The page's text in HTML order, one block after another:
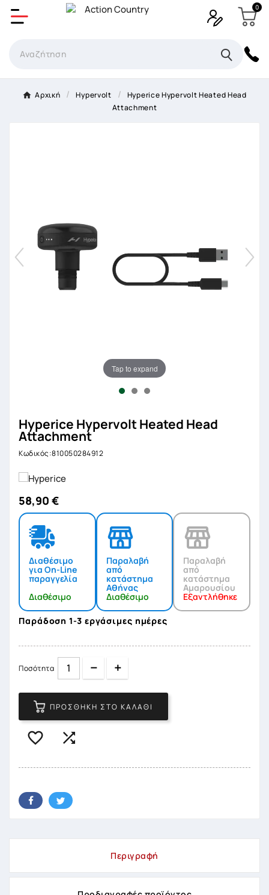
0
Αρχική Hypervolt
Hyperice Hypervolt Heated Head
Attachment
Tap to expand
Hyperice Hypervolt Heated Head
Attachment
Κωδικός:810050284912
58,90 €
Διαθέσιμο
για On-Line
παραγγελία
Διαθέσιμο
Παραλαβή
από
κατάστημα
Αθήνας
Διαθέσιμο
Παραλαβή
από
κατάστημα
Αμαρουσίου
Εξαντλήθηκε
Παράδοση 1-3 εργάσιμες ημέρες
Ποσότητα Quantity
ΠΡΟΣΘΉΚΗ ΣΤΟ ΚΑΛΆΘΙ
 
Περιγραφή
Δημιουργία λίστα επιθυμητών
×
Όνομα Λίστα επιθυμιτών
Δημιουργία λίστα επιθυμητών